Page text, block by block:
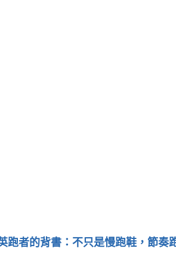
英跑者的背書：不只是慢跑鞋，節奏